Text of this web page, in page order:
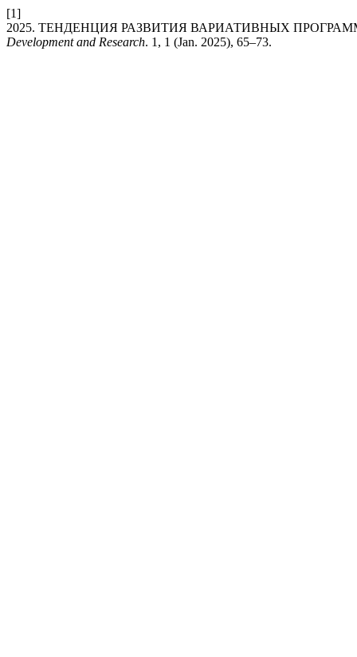
[1]
2025. ТЕНДЕНЦИЯ РАЗВИТИЯ ВАРИАТИВНЫХ
Development and Research. 1, 1 (Jan. 2025), 65–73.